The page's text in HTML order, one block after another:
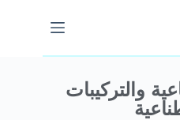
والتركيبات